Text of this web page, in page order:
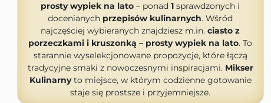
prosty wypiek na lato – ponad 1 sprawdzonych i
docenianych przepisów kulinarnych. Wśród
najczęściej wybieranych znajdziesz m.in. ciasto z
porzeczkami i kruszonką – prosty wypiek na lato. To
starannie wyselekcjonowane propozycje, które łączą
tradycyjne smaki z nowoczesnymi inspiracjami. Mikser
Kulinarnyto miejsce, w którym codzienne gotowanie
staje się prostsze i przyjemniejsze.